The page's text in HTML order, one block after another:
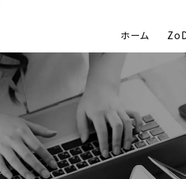
ホーム